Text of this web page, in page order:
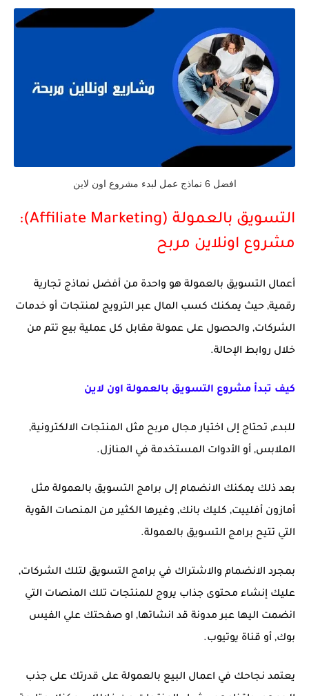
افضل 6 نماذج عمل لبدء مشروع اون لاين
التسويق بالعمولة (Affiliate Marketing):
مشروع اونلاين مربح
أعمال التسويق بالعمولة هو واحدة من أفضل نماذج تجارية
رقمية, حيث يمكنك كسب المال عبر الترويج لمنتجات أو خدمات
الشركات, والحصول على عمولة مقابل كل عملية بيع تتم من
خلال روابط الإحالة.
كيف تبدأ مشروع التسويق بالعمولة اون لاين
للبدء, تحتاج إلى اختيار مجال مربح مثل المنتجات الالكترونية,
الملابس, أو الأدوات المستخدمة في المنازل.
بعد ذلك يمكنك الانضمام إلى برامج التسويق بالعمولة مثل
أمازون أفلييت, كليك بانك, وغيرها الكثير من المنصات القوية
التي تتيح برامج التسويق بالعمولة.
بمجرد الانضمام والاشتراك في برامج التسويق لتلك الشركات,
عليك إنشاء محتوى جذاب يروج للمنتجات تلك المنصات التي
انضمت اليها عبر مدونة قد انشاتها, او صفحتك علي الفيس
بوك, أو قناة يوتيوب.
يعتمد نجاحك في اعمال البيع بالعمولة على قدرتك على جذب